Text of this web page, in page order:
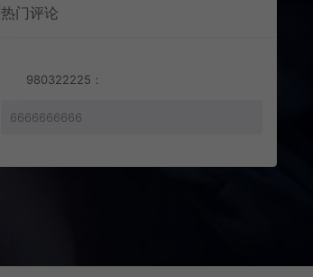
热门评论
980322225：
6666666666